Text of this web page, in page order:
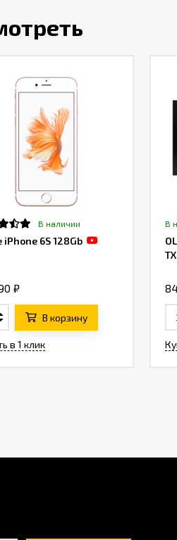
В наличии
iPhone 6S 128Gb
₽
В корзину
в 1 клик
В